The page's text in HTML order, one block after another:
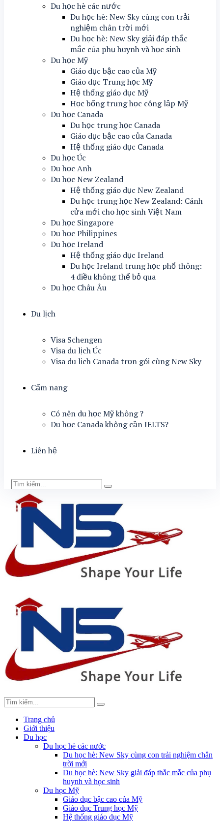
Du học hè các nước
Du học hè: New Sky cùng con trải
nghiệm chân trời mới
Du học hè: New Sky giải đáp thắc
mắc của phụ huynh và học sinh
Du học Mỹ
Giáo dục bậc cao của Mỹ
Giáo dục Trung học Mỹ
Hệ thống giáo dục Mỹ
Học bổng trung học công lập Mỹ
Du học Canada
Du học trung học Canada
Giáo dục bậc cao của Canada
Hệ thống giáo dục Canada
Du học Úc
Du học Anh
Du học New Zealand
Hệ thống giáo dục New Zealand
Du học trung học New Zealand: Cánh
cửa mới cho học sinh Việt Nam
Du học Singapore
Du học Philippines
Du học Ireland
Hệ thống giáo dục Ireland
Du học Ireland trung học phổ thông:
4 điều không thể bỏ qua
Du học Châu Âu
Du lịch
Visa Schengen
Visa du lịch Úc
Visa du lịch Canada trọn gói cùng New Sky
Cẩm nang
Có nên du học Mỹ không ?
Du học Canada không cần IELTS?
Liên hệ
Trang chủ
Giới thiệu
Du học
Du học hè các nước
Du học hè: New Sky cùng con trải nghiệm chân
trời mới
Du học hè: New Sky giải đáp thắc mắc của phụ
huynh và học sinh
Du học Mỹ
Giáo dục bậc cao của Mỹ
Giáo dục Trung học Mỹ
Hệ thống giáo dục Mỹ